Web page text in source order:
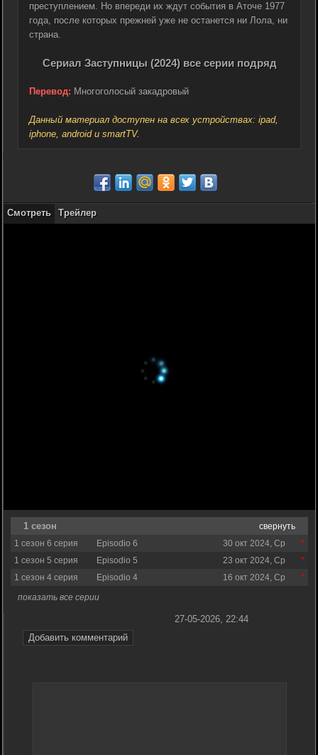
преступлением. Но впереди их ждут события в Аточе 1977
года, после которых прежней уже не останется ни Лола, ни
страна.
Сериал Заступницы (2024) все серии подряд
Перевод: Многоголосый закадровый
Данный материал доступен на всех устройствах: ipad,
iphone, android и smartTV.
Смотреть Трейлер
1 сезон
свернуть
1 сезон 6 серия
Episodio 6
30 окт 2024, Ср
1 сезон 5 серия
Episodio 5
23 окт 2024, Ср
1 сезон 4 серия
Episodio 4
16 окт 2024, Ср
показать все серии
Добавить комментарий
27-05-2026, 22:44